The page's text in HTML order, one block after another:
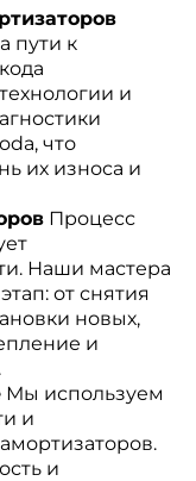
пути к
и
что
их износа и
Процесс
Наши мастера
от снятия
новых,
и
Мы используем
и
и